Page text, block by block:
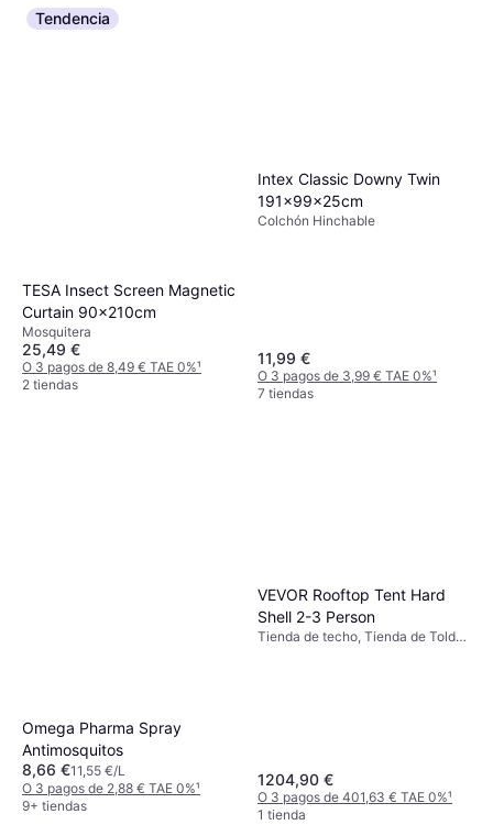
Tendencia
TESA Insect Screen Magnetic
Curtain 90x210cm
Mosquitera
25,49 €
O 3 pagos de 8,49 € TAE 0%¹
2 tiendas
Intex Classic Downy Twin
191x99x25cm
Colchón Hinchable
11,99 €
O 3 pagos de 3,99 € TAE 0%¹
7 tiendas
Omega Pharma Spray
Antimosquitos
8,66 €11,55 €/L
O 3 pagos de 2,88 € TAE 0%¹
9+ tiendas
VEVOR Rooftop Tent Hard
Shell 2-3 Person
Tienda de techo, Tienda de Toldo,
1204,90 €
O 3 pagos de 401,63 € TAE 0%¹
1 tienda